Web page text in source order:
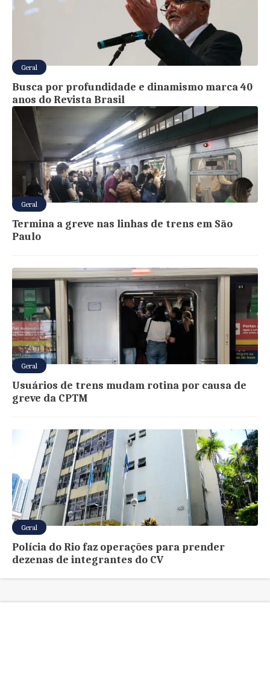
Geral
Busca por profundidade e dinamismo marca 40
anos do Revista Brasil
Geral
Termina a greve nas linhas de trens em São
Paulo
Geral
Usuários de trens mudam rotina por causa de
greve da CPTM
Geral
Polícia do Rio faz operações para prender
dezenas de integrantes do CV